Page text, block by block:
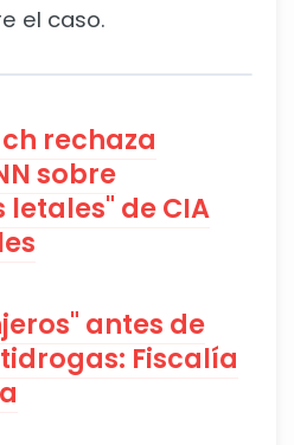
el caso.
rechaza
sobre
de CIA
antes de
Fiscalía